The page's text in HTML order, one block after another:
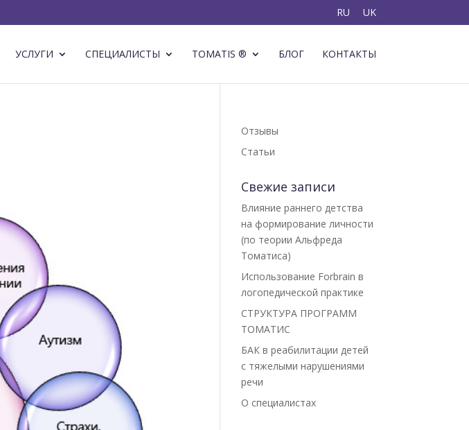
RU UK
УСЛУГИ СПЕЦИАЛИСТЫ TOMATIS ® БЛОГ КОНТАКТЫ
Отзывы
Статьи
Свежие записи
Влияние раннего детства
на формирование личности
(по теории Альфреда
Томатиса)
Использование Forbrain в
логопедической практике
СТРУКТУРА ПРОГРАММ
ТОМАТИС
БАК в реабилитации детей
с тяжелыми нарушениями
речи
О специалистах